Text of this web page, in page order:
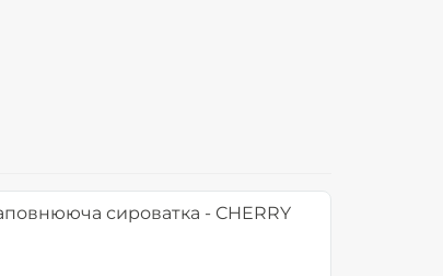
сироватка - CHERRY